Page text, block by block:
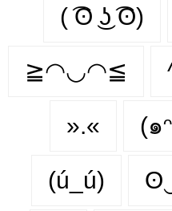
( ͡ʘ ͜ʖ ͡ʘ)
≧◠◡◠≦
».« (๑
(ú_ú)